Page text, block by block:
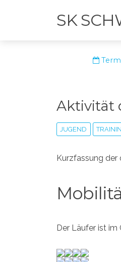
SK
Aktivität
JUGEND
Kurzfassung der
Der Läufer ist im